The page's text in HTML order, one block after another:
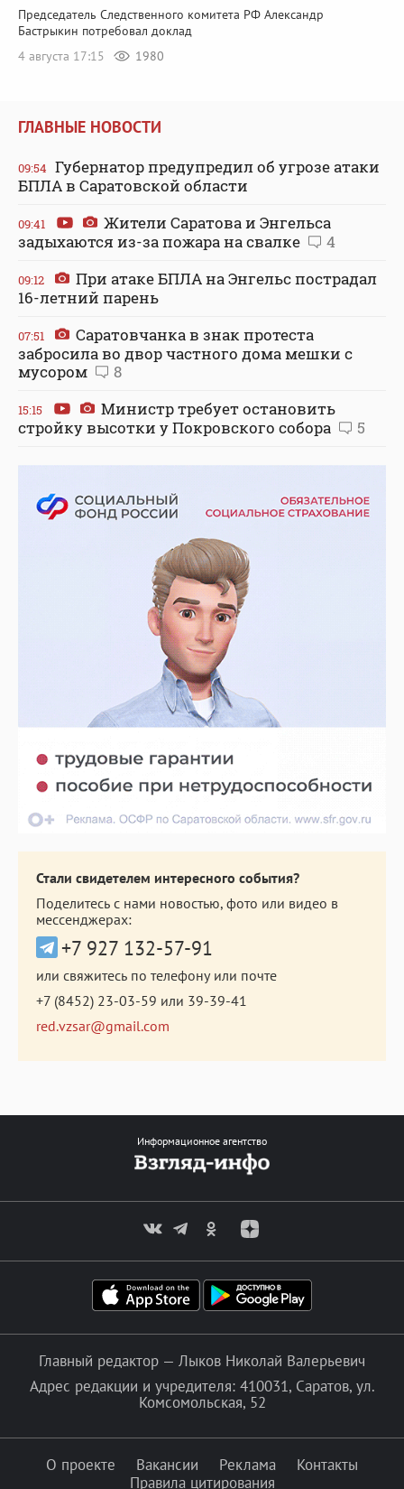
Председатель Следственного комитета РФ Александр
Бастрыкин потребовал доклад
4 августа 17:15
1980
ГЛАВНЫЕ НОВОСТИ
09:54 Губернатор предупредил об угрозе атаки
БПЛА в Саратовской области
09:41
Жители Саратова и Энгельса
задыхаются из-за пожара на свалке
4
09:12
При атаке БПЛА на Энгельс пострадал
16-летний парень
07:51
Саратовчанка в знак протеста
забросила во двор частного дома мешки с
мусором
8
15:15
Министр требует остановить
стройку высотки у Покровского собора
5
Стали свидетелем интересного события?
Поделитесь с нами новостью, фото или видео в
мессенджерах:
+7 927 132-57-91
или свяжитесь по телефону или почте
+7 (8452) 23-03-59 или 39-39-41
red.vzsar@gmail.com
Информационное агентство
Главный редактор — Лыков Николай Валерьевич
Адрес редакции и учредителя: 410031, Саратов, ул.
Комсомольская, 52
О проекте Вакансии Реклама
Контакты
Правила цитирования